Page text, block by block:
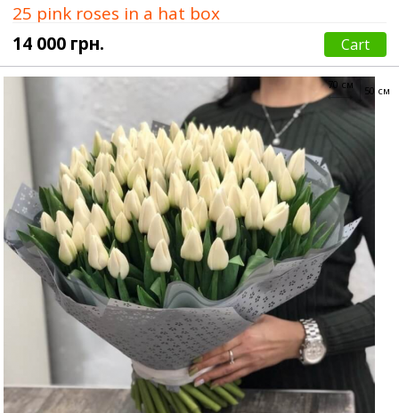
25 pink roses in a hat box
14 000 грн.
Cart
50 см
70 см